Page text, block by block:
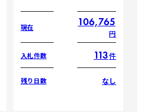
現在 106,765
円
入札件数 113件
残り日数 なし